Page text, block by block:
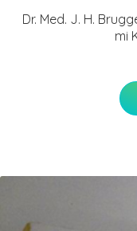
Dr. Med. J. H.
mi